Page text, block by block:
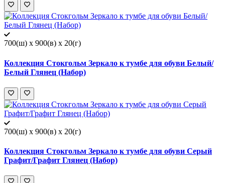
700(ш) x 900(в) x 20(г)
Коллекция Стокгольм Зеркало к тумбе для обуви Белый/
Белый Глянец (Набор)
700(ш) x 900(в) x 20(г)
Коллекция Стокгольм Зеркало к тумбе для обуви Серый
Графит/Графит Глянец (Набор)